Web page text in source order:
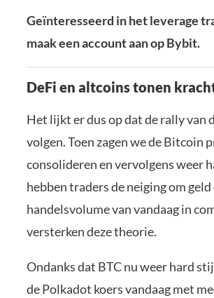
Geïnteresseerd in het leverage
maak een account aan op Bybit.
DeFi en altcoins tonen
Het lijkt er dus op dat de rally van
volgen. Toen zagen we de Bitcoin
consolideren en vervolgens weer
hebben traders de neiging om
handelsvolume van vandaag in
versterken deze theorie.
Ondanks dat BTC nu weer hard
de Polkadot koers vandaag met